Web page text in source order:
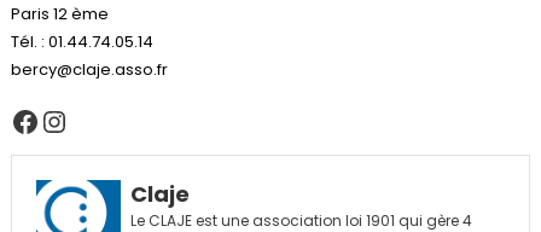
Paris 12 ème
Tél. : 01.44.74.05.14
bercy@claje.asso.fr
Facebook
Instagram
Claje
Le CLAJE est une association loi 1901 qui gère 4